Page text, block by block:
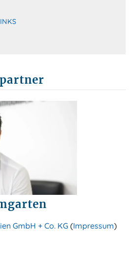
GmbH + Co. KG (Impressum)